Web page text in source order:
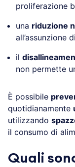
proliferazione
una riduzione
all’assunzione
il
non permette
È possibile
quotidianamente
utilizzando
il consumo di
Quali